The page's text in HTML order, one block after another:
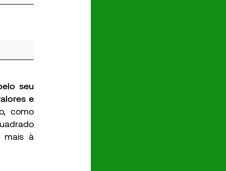
seu
e
como
mais à